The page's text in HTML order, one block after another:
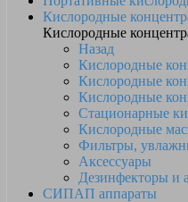
Кислородные
Кислородные
Назад
Кислородные
Кислородные
Кислородные
Стационарные
Кислородные
Фильтры,
Аксессуары
Дезинфекторы и
СИПАП аппараты